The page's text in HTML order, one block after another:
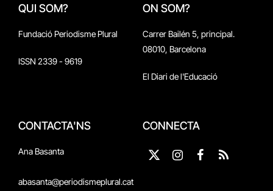
QUI SOM?
Fundació Periodisme Plural
ISSN 2339 - 9619
ON SOM?
Carrer Bailén 5, principal.
08010, Barcelona
El Diari de l'Educació
CONTACTA'NS
Ana Basanta
abasanta@periodismeplural.cat
CONNECTA
X
Instagram
Facebook
RSS